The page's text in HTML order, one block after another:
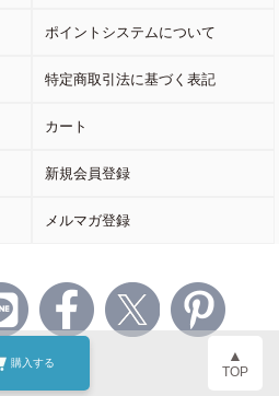
購入する ▲
TOP
ポイントシステムについて
特定商取引法に基づく表記
カート
新規会員登録
メルマガ登録